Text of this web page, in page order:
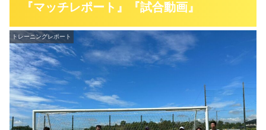
『マッチレポート』『試合動画』
トレーニングレポート